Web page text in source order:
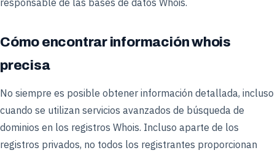
Cómo encontrar información whois
precisa
No siempre es posible obtener información detallada, incluso
cuando se utilizan servicios avanzados de búsqueda de
dominios en los registros Whois. Incluso aparte de los
registros privados, no todos los registrantes proporcionan